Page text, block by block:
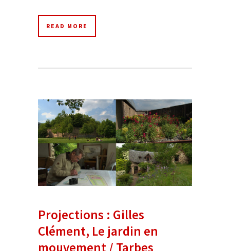
READ MORE
Projections : Gilles
Clément, Le jardin en
mouvement / Tarbes